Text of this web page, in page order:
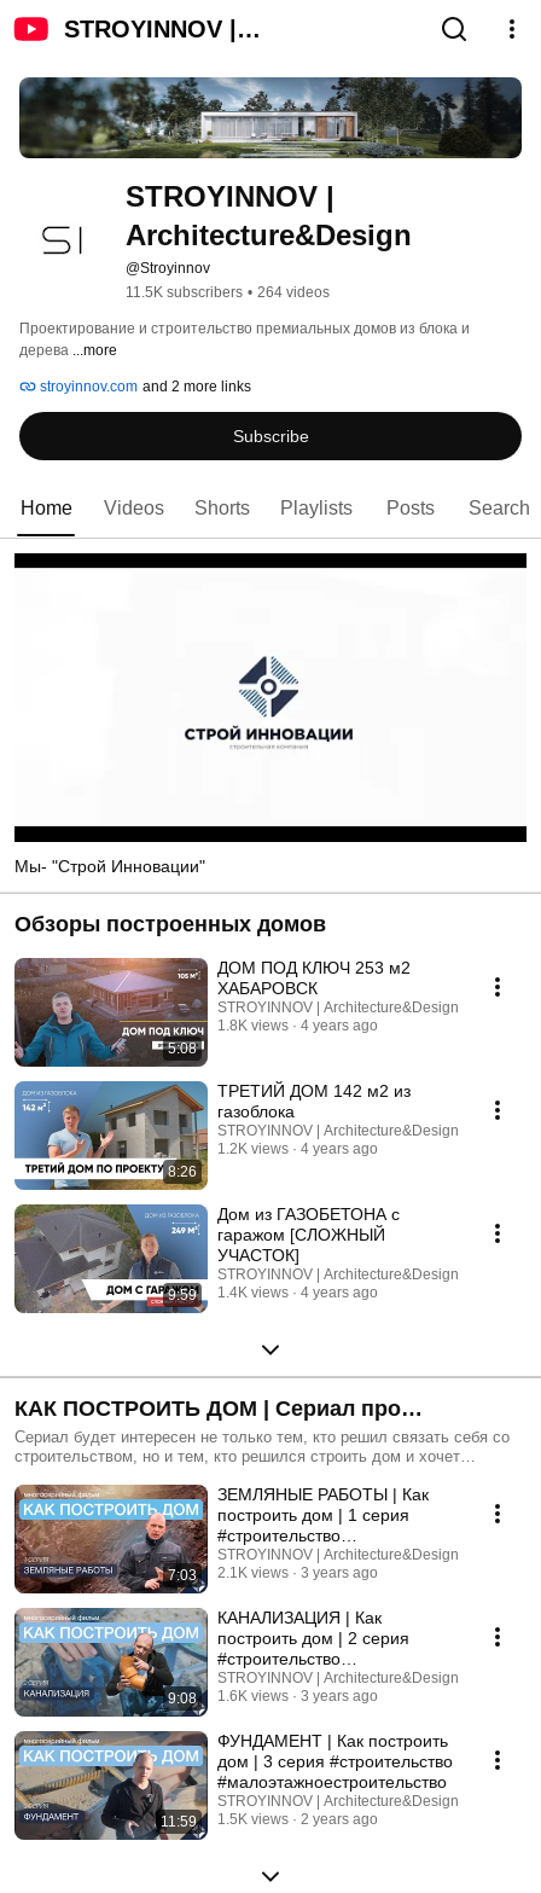
STROYINNOV |
STROYINNOV |
Architecture&Design
@Stroyinnov
11.5K subscribers • 264 videos
Проектирование и строительство премиальных домов из блока и
дерева ...more
stroyinnov.com and 2 more links
Subscribe
Home Videos Shorts Playlists Posts Search
Мы- "Строй Инновации"
Обзоры построенных домов
5:08
ДОМ ПОД КЛЮЧ 253 м2
ХАБАРОВСК
STROYINNOV | Architecture&Design
1.8K views
4 years ago
8:26
ТРЕТИЙ ДОМ 142 м2 из
газоблока
STROYINNOV | Architecture&Design
1.2K views
4 years ago
9:59
Дом из ГАЗОБЕТОНА с
гаражом [СЛОЖНЫЙ
УЧАСТОК]
STROYINNOV | Architecture&Design
1.4K views
4 years ago
КАК ПОСТРОИТЬ ДОМ | Сериал про
строительство дома 2023
Сериал будет интересен не только тем, кто решил связать себя со
строительством, но и тем, кто решился строить дом и хочет
процессов не только поможет подобрать надёжного заказчика, но и
не оказаться обманутым 🙌 Так о чём же мы будем говорить в
сериале? 🔹 земляные работы 🔹 фундамент 🔹 кладка стен 🔹 окна,
армопояс 🔹 кровельные работы 🔹 приёмка работ
7:03
ЗЕМЛЯНЫЕ РАБОТЫ | Как
построить дом | 1 серия
#строительство
#малоэтажноестроительство
STROYINNOV | Architecture&Design
2.1K views
3 years ago
9:08
КАНАЛИЗАЦИЯ | Как
построить дом | 2 серия
#строительство
#малоэтажноестроительство
STROYINNOV | Architecture&Design
1.6K views
3 years ago
11:59
ФУНДАМЕНТ | Как построить
дом | 3 серия #строительство
#малоэтажноестроительство
STROYINNOV | Architecture&Design
1.5K views
2 years ago